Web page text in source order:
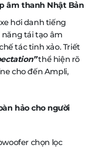
âm thanh Nhật Bản
hơi danh tiếng
tái tạo âm
tác tinh xảo. Triết
thể hiện rõ
cho đến Ampli,
hảo cho người
chọn lọc